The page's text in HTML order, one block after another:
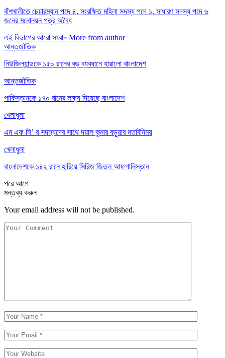
বাঁশখালীতে চেয়ারম্যান পদে ৪, সংরক্ষিত মহিলা সদস্য পদে ১, সাধারণ সদস্য পদে ৬
জনের মনোনয়ন পত্র অবৈধ
এই বিভাগের আরো সংবাদ More from author
আন্তর্জাতিক
নিউজিল্যান্ডকে ১৫০ রানের বড় ব্যবধানে হারালো বাংলাদেশ
আন্তর্জাতিক
পাকিস্তানকে ১৭০ রানের লক্ষ্য দিয়েছে বাংলাদেশ
খেলাধুলা
এম এফ সি’ র সদস্যদের সাথে দয়াল কুমার বড়ুয়ার মতবিনিময়
খেলাধুলা
বাংলাদেশকে ১৪২ রানে হারিয়ে সিরিজ জিতল আফগানিস্তান
পরেআগে
মন্তব্য করুন
Your email address will not be published.